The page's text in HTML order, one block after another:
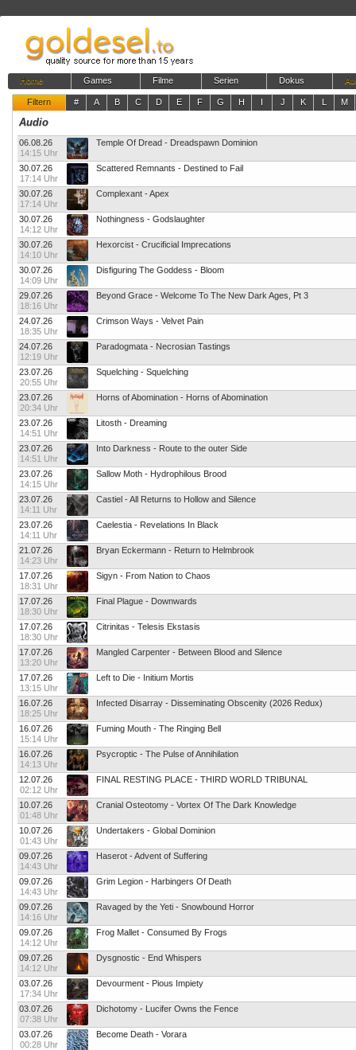
Home Games Filme Serien Dokus
Filtern # A B C D E F G H I J K L M
Audio
06.08.26
14:15 Uhr
Temple Of Dread - Dreadspawn Dominion
30.07.26
17:14 Uhr
Scattered Remnants - Destined to Fail
30.07.26
17:14 Uhr
Complexant - Apex
30.07.26
14:12 Uhr
Nothingness - Godslaughter
30.07.26
14:10 Uhr
Hexorcist - Crucificial Imprecations
30.07.26
14:09 Uhr
Disfiguring The Goddess - Bloom
29.07.26
18:16 Uhr
Beyond Grace - Welcome To The New Dark Ages, Pt 3
24.07.26
18:35 Uhr
Crimson Ways - Velvet Pain
24.07.26
12:19 Uhr
Paradogmata - Necrosian Tastings
23.07.26
20:55 Uhr
Squelching - Squelching
23.07.26
20:34 Uhr
Horns of Abomination - Horns of Abomination
23.07.26
14:51 Uhr
Litosth - Dreaming
23.07.26
14:51 Uhr
Into Darkness - Route to the outer Side
23.07.26
14:15 Uhr
Sallow Moth - Hydrophilous Brood
23.07.26
14:11 Uhr
Castiel - All Returns to Hollow and Silence
23.07.26
14:11 Uhr
Caelestia - Revelations In Black
21.07.26
14:23 Uhr
Bryan Eckermann - Return to Helmbrook
17.07.26
18:31 Uhr
Sigyn - From Nation to Chaos
17.07.26
18:30 Uhr
Final Plague - Downwards
17.07.26
18:30 Uhr
Citrinitas - Telesis Ekstasis
17.07.26
13:20 Uhr
Mangled Carpenter - Between Blood and Silence
17.07.26
13:15 Uhr
Left to Die - Initium Mortis
16.07.26
18:25 Uhr
Infected Disarray - Disseminating Obscenity (2026 Redux)
16.07.26
15:14 Uhr
Fuming Mouth - The Ringing Bell
16.07.26
14:13 Uhr
Psycroptic - The Pulse of Annihilation
12.07.26
02:12 Uhr
FINAL RESTING PLACE - THIRD WORLD TRIBUNAL
10.07.26
01:48 Uhr
Cranial Osteotomy - Vortex Of The Dark Knowledge
10.07.26
01:43 Uhr
Undertakers - Global Dominion
09.07.26
14:43 Uhr
Haserot - Advent of Suffering
09.07.26
14:43 Uhr
Grim Legion - Harbingers Of Death
09.07.26
14:16 Uhr
Ravaged by the Yeti - Snowbound Horror
09.07.26
14:12 Uhr
Frog Mallet - Consumed By Frogs
09.07.26
14:12 Uhr
Dysgnostic - End Whispers
03.07.26
17:34 Uhr
Devourment - Pious Impiety
03.07.26
07:38 Uhr
Dichotomy - Lucifer Owns the Fence
03.07.26
00:28 Uhr
Become Death - Vorara